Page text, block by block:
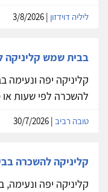
ליליה דוידזון
בבית שמש קליניקה
קליניקה יפה ונעימה
להשכרה לפי שעות או
טובה רביב
קליניקה להשכרה